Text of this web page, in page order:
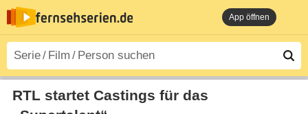
App öffnen
RTL startet Castings für das